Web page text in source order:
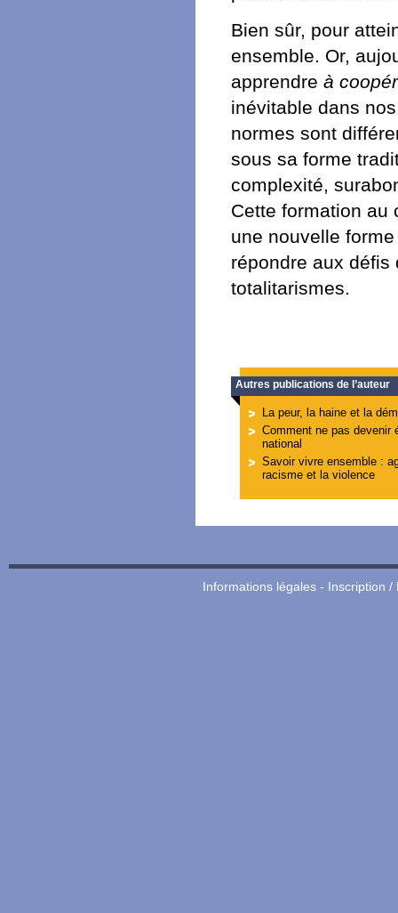
Bien sûr, pour
ensemble. Or,
apprendre à
inévitable dans
normes sont
sous sa forme
complexité,
Cette formation au
une nouvelle
répondre aux défis
totalitarismes.
Autres publications de l’auteur
La peur, la haine et la
Comment ne pas devenir
national
Savoir vivre ensemble :
racisme et la violence
Informations légales- Inscription